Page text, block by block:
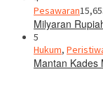
Pesawaran
Milyaran
5
Hukum,
Mantan